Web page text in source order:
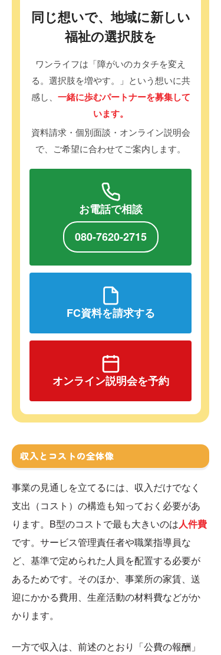
同じ想いで、地域に新しい
福祉の選択肢を
ワンライフは「障がいのカタチを変え
る。選択肢を増やす。」という想いに共
感し、 一緒に歩むパートナーを募集して
います。
資料請求・個別面談・オンライン説明会
で、ご希望に合わせてご案内します。
お電話で相談
080-7620-2715
FC資料を請求する
オンライン説明会を予約
収入とコストの全体像
事業の見通しを立てるには、収入だけでなく
支出（コスト）の構造も知っておく必要があ
ります。B型のコストで最も大きいのは人件費
です。サービス管理責任者や職業指導員な
ど、基準で定められた人員を配置する必要が
あるためです。そのほか、事業所の家賃、送
迎にかかる費用、生産活動の材料費などがか
かります。
一方で収入は、前述のとおり「公費の報酬」